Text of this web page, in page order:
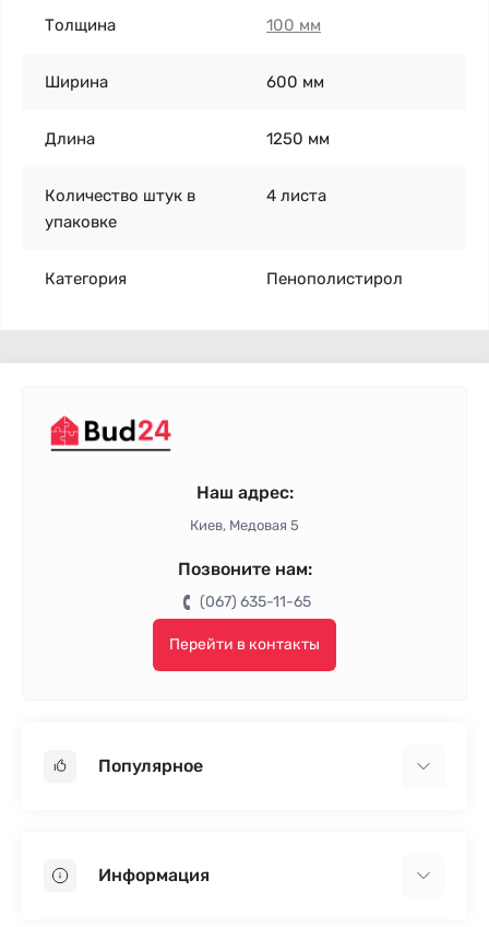
Толщина 100 мм
Ширина 600 мм
Длина 1250 мм
Количество штук в
упаковке
4 листа
Категория Пенополистирол
Наш адрес:
Киев, Медовая 5
Позвоните нам:
(067) 635-11-65
Перейти в контакты
Популярное
Пенопласт
Информация